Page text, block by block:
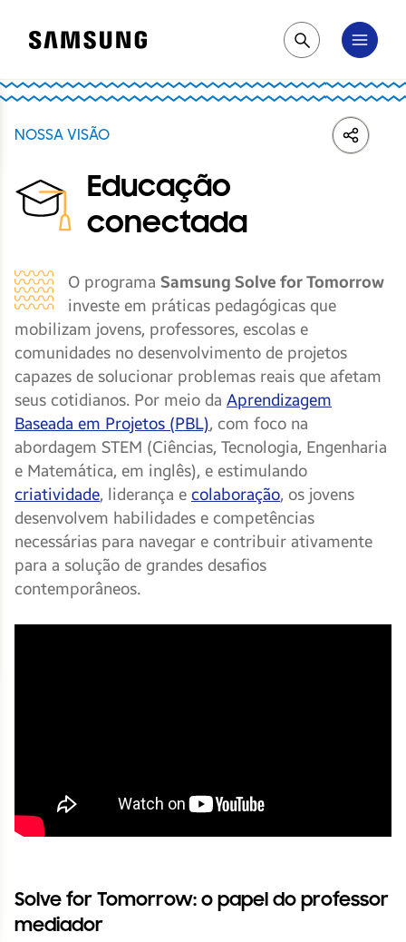
Samsung Pesquisar
NOSSA VISÃO LinkedIn
Share
Educação
conectada
O programa Samsung Solve for Tomorrow
investe em práticas pedagógicas que
mobilizam jovens, professores, escolas e
comunidades no desenvolvimento de projetos
capazes de solucionar problemas reais que afetam
seus cotidianos. Por meio da Aprendizagem
Baseada em Projetos (PBL), com foco na
abordagem STEM (Ciências, Tecnologia, Engenharia
e Matemática, em inglês), e estimulando
criatividade, liderança e colaboração, os jovens
desenvolvem habilidades e competências
necessárias para navegar e contribuir ativamente
para a solução de grandes desafios
contemporâneos.
Solve for Tomorrow: o papel do professor
mediador